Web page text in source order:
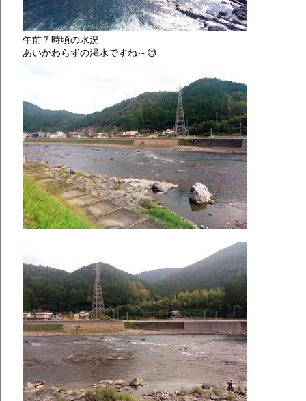
午前７時頃の水況
あいかわらずの渇水ですね～😅